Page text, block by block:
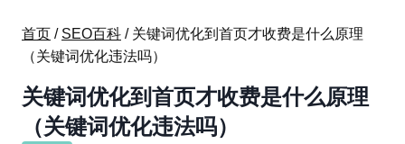
首页 / SEO百科 / 关键词优化到首页才收费是什么原理
（关键词优化违法吗）
关键词优化到首页才收费是什么原理
（关键词优化违法吗）